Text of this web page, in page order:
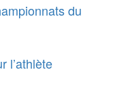
du
l’athlète